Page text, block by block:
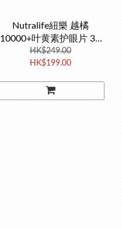
Nutralife紐樂 越橘
10000+叶黄素护眼片 30
粒
HK$249.00
HK$199.00